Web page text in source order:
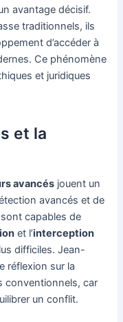
avantage décisif.
traditionnels, ils
d’accéder à
Ce phénomène
et juridiques
et la
avancés jouent un
avancés et de
capables de
et l’interception
difficiles. Jean-
réflexion sur la
conventionnels, car
un conflit.